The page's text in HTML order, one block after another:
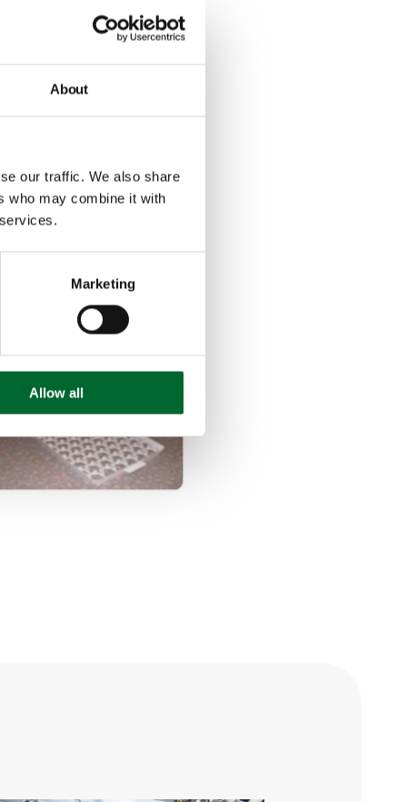
About
our traffic. We also share
who may combine it with
Marketing
Allow all